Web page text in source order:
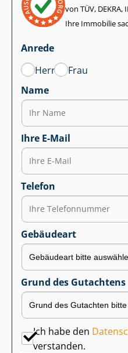
von TÜV, DEKRA,
Ihre Immobilie
Anrede
Herr
Frau
Name
Ihre E-Mail
Telefon
Gebäudeart
Grund des Gutachtens
Ich habe den
verstanden.